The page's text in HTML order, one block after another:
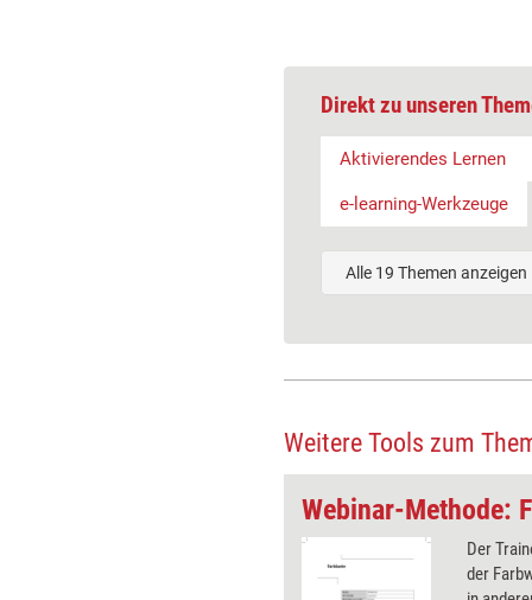
Direkt zu unseren
Aktivierendes Lernen
e-learning-Werkzeuge
Alle 19 Themen anzeigen
Weitere Tools zum
Webinar-Methode:
Der
der